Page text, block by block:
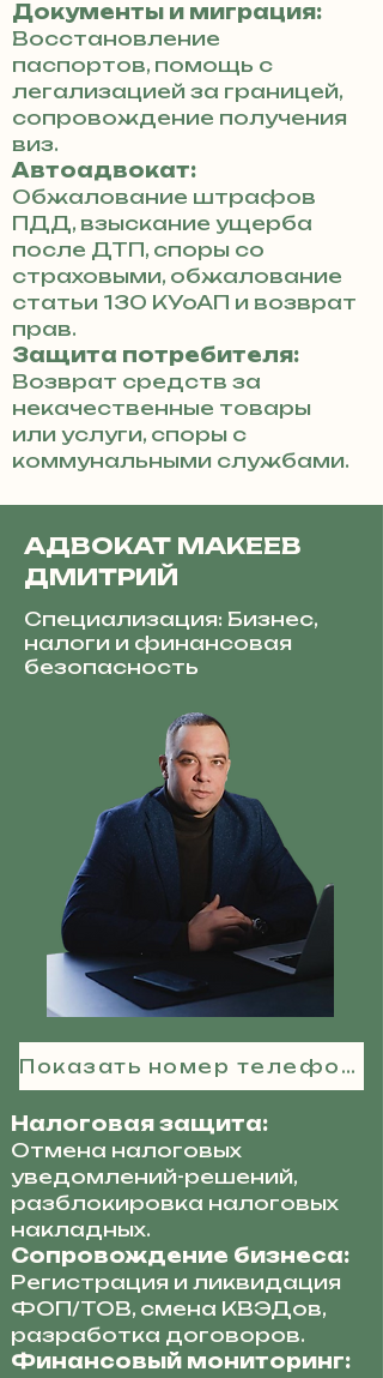
Документы и миграция:
Восстановление
паспортов, помощь с
легализацией за границей,
сопровождение получения
виз.
Автоадвокат:
Обжалование штрафов
ПДД, взыскание ущерба
после ДТП, споры со
страховыми, обжалование
статьи 130 КУоАП и возврат
прав.
Защита потребителя:
Возврат средств за
некачественные товары
или услуги, споры с
коммунальными службами.
АДВОКАТ МАКЕЕВ
ДМИТРИЙ
Специализация: Бизнес,
налоги и финансовая
безопасность
Показать номер телефона
Налоговая защита:
Отмена налоговых
уведомлений-решений,
разблокировка налоговых
накладных.
Сопровождение бизнеса:
Регистрация и ликвидация
ФОП/ТОВ, смена КВЭДов,
разработка договоров.
Финансовый мониторинг: